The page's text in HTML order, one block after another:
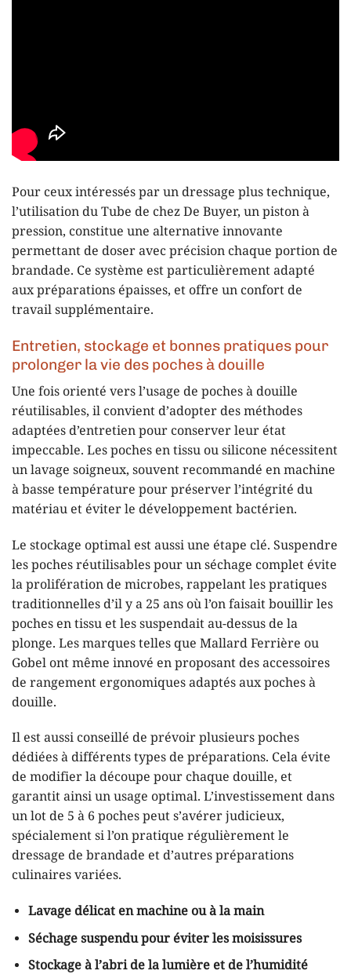
Pour ceux intéressés par un dressage plus technique,
l’utilisation du Tube de chez De Buyer, un piston à
pression, constitue une alternative innovante
permettant de doser avec précision chaque portion de
brandade. Ce système est particulièrement adapté
aux préparations épaisses, et offre un confort de
travail supplémentaire.
Entretien, stockage et bonnes pratiques pour
prolonger la vie des poches à douille
Une fois orienté vers l’usage de poches à douille
réutilisables, il convient d’adopter des méthodes
adaptées d’entretien pour conserver leur état
impeccable. Les poches en tissu ou silicone nécessitent
un lavage soigneux, souvent recommandé en machine
à basse température pour préserver l’intégrité du
matériau et éviter le développement bactérien.
Le stockage optimal est aussi une étape clé. Suspendre
les poches réutilisables pour un séchage complet évite
la prolifération de microbes, rappelant les pratiques
traditionnelles d’il y a 25 ans où l’on faisait bouillir les
poches en tissu et les suspendait au-dessus de la
plonge. Les marques telles que Mallard Ferrière ou
Gobel ont même innové en proposant des accessoires
de rangement ergonomiques adaptés aux poches à
douille.
Il est aussi conseillé de prévoir plusieurs poches
dédiées à différents types de préparations. Cela évite
de modifier la découpe pour chaque douille, et
garantit ainsi un usage optimal. L’investissement dans
un lot de 5 à 6 poches peut s’avérer judicieux,
spécialement si l’on pratique régulièrement le
dressage de brandade et d’autres préparations
culinaires variées.
Lavage délicat en machine ou à la main
Séchage suspendu pour éviter les moisissures
Stockage à l’abri de la lumière et de l’humidité